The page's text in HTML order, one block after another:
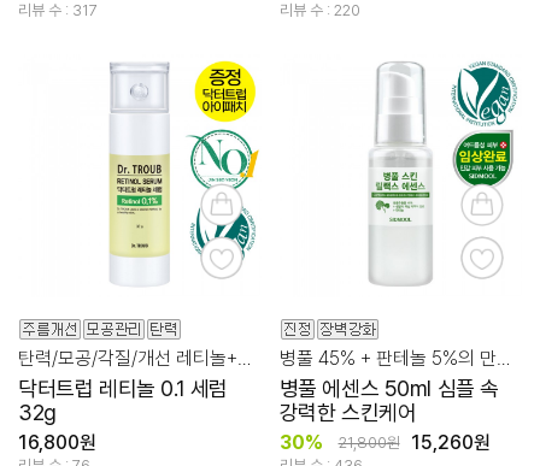
리뷰 수 : 317 리뷰 수 : 220
닥터트럽 레티놀 0.1 세럼
32g
16,800원
병풀 45% + 판테놀 5%의 만남! 진정 후 장벽관리까지
병풀 에센스 50ml 심플 속
강력한 스킨케어
30% 21,800원 15,260원